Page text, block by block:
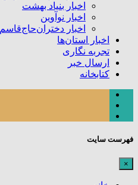
اخبار بنیاد بهشت
اخبار نوآوین
اخبار دختران‌حاج‌قاسم
اخبار استان‌ها
تجربه نگاری
ارسال خبر
کتابخانه
فهرست سایت
×